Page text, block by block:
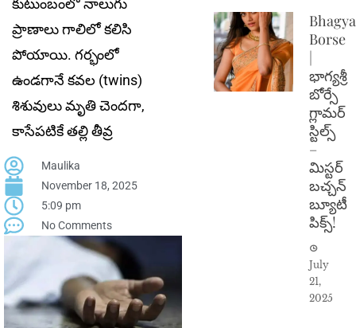
కుటుంబంలో నాలుగు
ప్రాణాలు గాలిలో క‌లిసి
పోయాయి. గ‌ర్భంలో
ఉండ‌గానే క‌వ‌ల (twins)
శిశువులు మృతి చెంద‌గా,
కాసేప‌టికే త‌ల్లి తీవ్ర
Maulika
November 18, 2025
5:09 pm
No Comments
Borse
|
భాగ్యశ్రీ
బోర్సే
గ్లామర్
స్టిల్స్
–
మిస్టర్
బచ్చన్
బ్యూటీ
పిక్స్!
July
21,
2025